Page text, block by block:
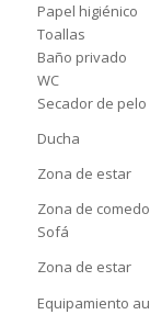
Papel higiénico
Toallas
Baño privado
WC
Secador de pelo
Ducha
Zona de estar
Zona de
Sofá
Zona de estar
Equipamiento